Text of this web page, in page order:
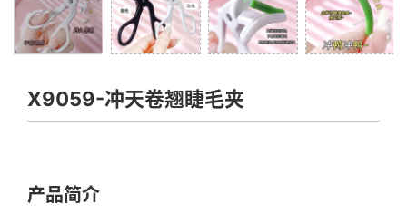
X9059-冲天卷翘睫毛夹
产品简介